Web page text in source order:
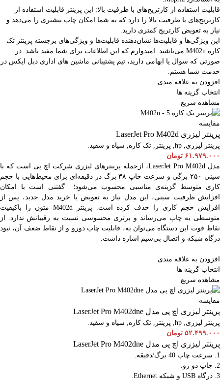
قابلیت استفاده از کارتریج‌های با ظرفیت بالا: این پرینتر قابلیت استفاده از
کارتریج‌های با ظرفیت بالا را دارد که به شما امکان چاپ بیشتری را می‌دهد و
نیاز به تعویض کارتریج کمتری دارید.
این ویژگی‌ها و قابلیت‌ها نشان‌دهنده قابلیت‌ها و ویژگی‌های برجسته پرینتر تک
کاره M402n می‌باشند. امیدوارم که این اطلاعات برای شما مفید باشد. در
صورتی که سوال یا ابهامی دارید، تیم پشتیبانی ماشین های اداری دبل ایکس در
خدمت شما هستم.
افزودن به علاقه مندی
انتخاب گزینه ها
مشاهده سریع
مقایسه
پرینتر لیزری LaserJet Pro M402d
پرینتر لیزری,
hp
, پرینتر , تک کاره, سیاه و سفید.
۶۱.۹۷۹.۰۰۰ تومان
مدل LaserJet Pro M402d، ازجمله پرینترهای لیزری شرکت اچ پی است که با
سینی ۲۵۰ برگی و سرعت چاپ ۳۸ برگ در دقیقه‌ای برای محیط‌هایی با حجم
کاری متوسط گزینه‌ی مناسبی محسوب می‌شود؛ گفتنی است با امکان
افزایش ظرفیت سینی، این مدل نیاز به تعویض یا خرید مدل جدید، پس از
افزایش حجم کاری را حذف کرده است. پرینتر M402d متون را باکیفیت
متوسطی به چاپ می‌رساند و برتری محسوسی نسبت به رقیبانش ندارد. از
نقاط قوت این دستگاه می‌توان به، قابلیت چاپ دورو و از نقاط ضعف آن، نبود
درگاه شبکه و اتصال بی‌سیم اشاره داشت.
افزودن به علاقه مندی
انتخاب گزینه ها
مشاهده سریع
مقایسه
پرینتر لیزری اچ پی مدل LaserJet Pro M402dne
پرینتر لیزری,
hp
, پرینتر , تک کاره, سیاه و سفید.
۵۲.۴۹۹.۰۰۰ تومان
پرینتر لیزری اچ پی مدل LaserJet Pro M402dne
1. سرعت چاپ 40 برگ/دقیقه.
2. چاپ دو رو.
3. درگاه USB و شبکه Ethernet.